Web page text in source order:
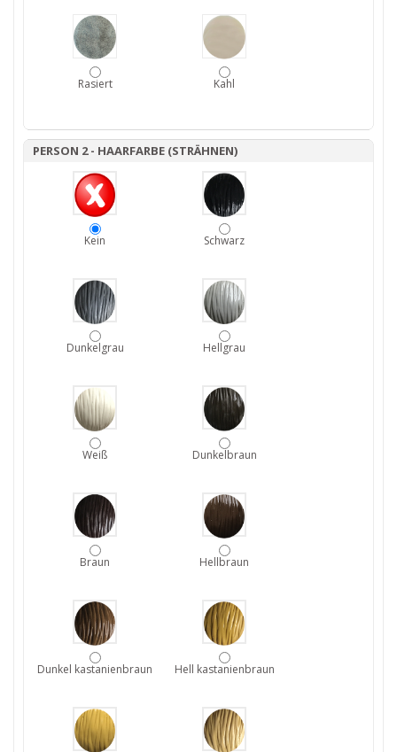
Rasiert Kahl
PERSON 2 - HAARFARBE (STRÄHNEN)
Kein Schwarz
Dunkelgrau Hellgrau
Weiß Dunkelbraun
Braun Hellbraun
Dunkel kastanienbraun Hell kastanienbraun